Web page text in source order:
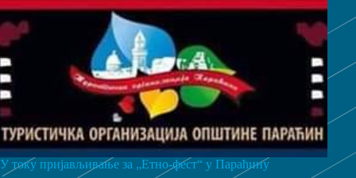
У току пријављивање за „Етно-фест“ у Параћину